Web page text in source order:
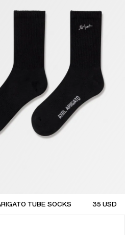
TUBE SOCKS 35USD